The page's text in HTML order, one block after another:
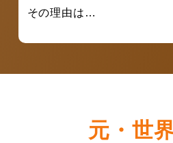
その理由は…
元・世